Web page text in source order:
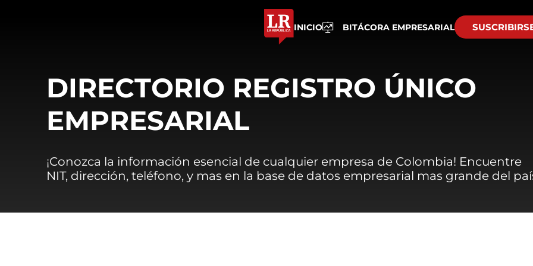
INICIO BITÁCORA EMPRESARIAL
DIRECTORIO REGISTRO ÚNICO
EMPRESARIAL
¡Conozca la información esencial de cualquier empresa de Colombia! Encuentre
NIT, dirección, teléfono, y mas en la base de datos empresarial mas grande del